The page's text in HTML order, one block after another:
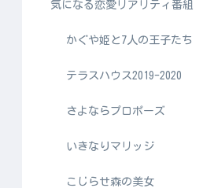
気になる恋愛リアリティ番組
かぐや姫と7人の王子たち
テラスハウス2019-2020
さよならプロポーズ
いきなりマリッジ
こじらせ森の美女